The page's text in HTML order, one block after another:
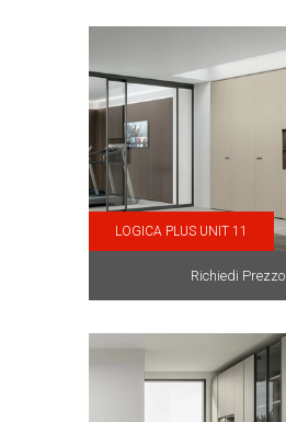
LOGICA PLUS UNIT 11
Richiedi Prezzo